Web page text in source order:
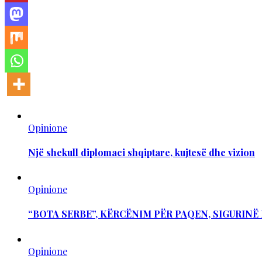
Opinione
Një shekull diplomaci shqiptare, kujtesë dhe vizion
Opinione
“BOTA SERBE”, KËRCËNIM PËR PAQEN,
Opinione